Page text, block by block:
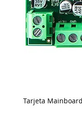
Tarjeta